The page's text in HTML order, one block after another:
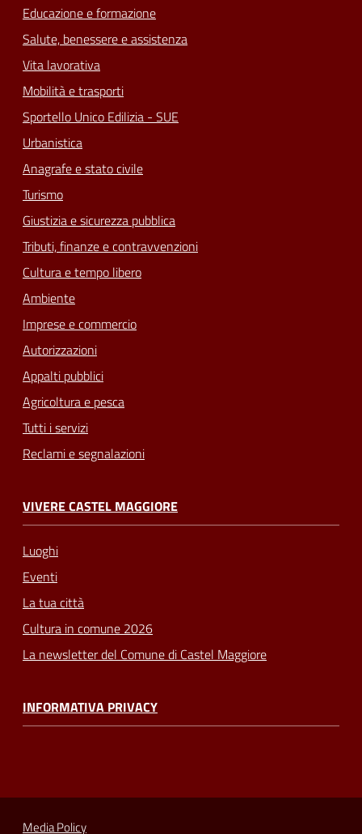
Educazione e formazione
Salute, benessere e assistenza
Vita lavorativa
Mobilità e trasporti
Sportello Unico Edilizia - SUE
Urbanistica
Anagrafe e stato civile
Turismo
Giustizia e sicurezza pubblica
Tributi, finanze e contravvenzioni
Cultura e tempo libero
Ambiente
Imprese e commercio
Autorizzazioni
Appalti pubblici
Agricoltura e pesca
Tutti i servizi
Reclami e segnalazioni
VIVERE CASTEL MAGGIORE
Luoghi
Eventi
La tua città
Cultura in comune 2026
La newsletter del Comune di Castel Maggiore
INFORMATIVA PRIVACY
Media Policy